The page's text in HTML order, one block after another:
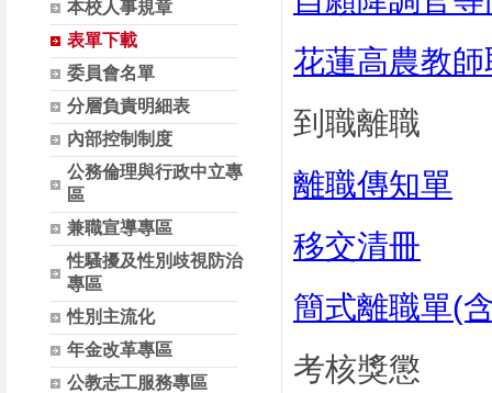
本校人事規章
表單下載
委員會名單
分層負責明細表
內部控制制度
公務倫理與行政中立專
區
兼職宣導專區
性騷擾及性別歧視防治
專區
性別主流化
年金改革專區
公教志工服務專區
花蓮高農教
到職離職
離職傳知單
移交清冊
簡式離職單(
考核獎懲